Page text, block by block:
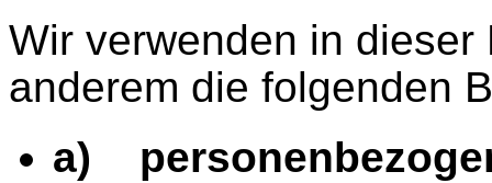
Wir verwenden in
anderem die folgenden
a)